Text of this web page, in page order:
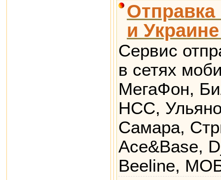
Отправка
и
Сервис
в сетях
МегаФон,
НСС,
Самара,
Ace&Base,
Beeline,